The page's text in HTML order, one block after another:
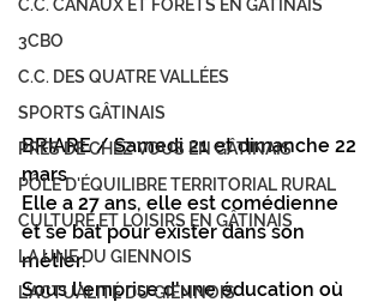
C.C. CANAUX ET FORÊTS EN GÂTINAIS
3CBO
C.C. DES QUATRE VALLÉES
SPORTS GÂTINAIS
PRÉS DE CHEZ VOUS EN GÂTINAIS
PÔLE D'ÉQUILIBRE TERRITORIAL RURAL
CULTURE ET LOISIRS EN GÂTINAIS
LA UNE DU GIENNOIS
L'ACTUALITÉ DU GIENNOIS
BRIARE / Samedi 21 et dimanche 22
mars
Elle a 27 ans, elle est comédienne
et se bat pour exister dans son
métier.
Sous l'emprise d'une éducation où